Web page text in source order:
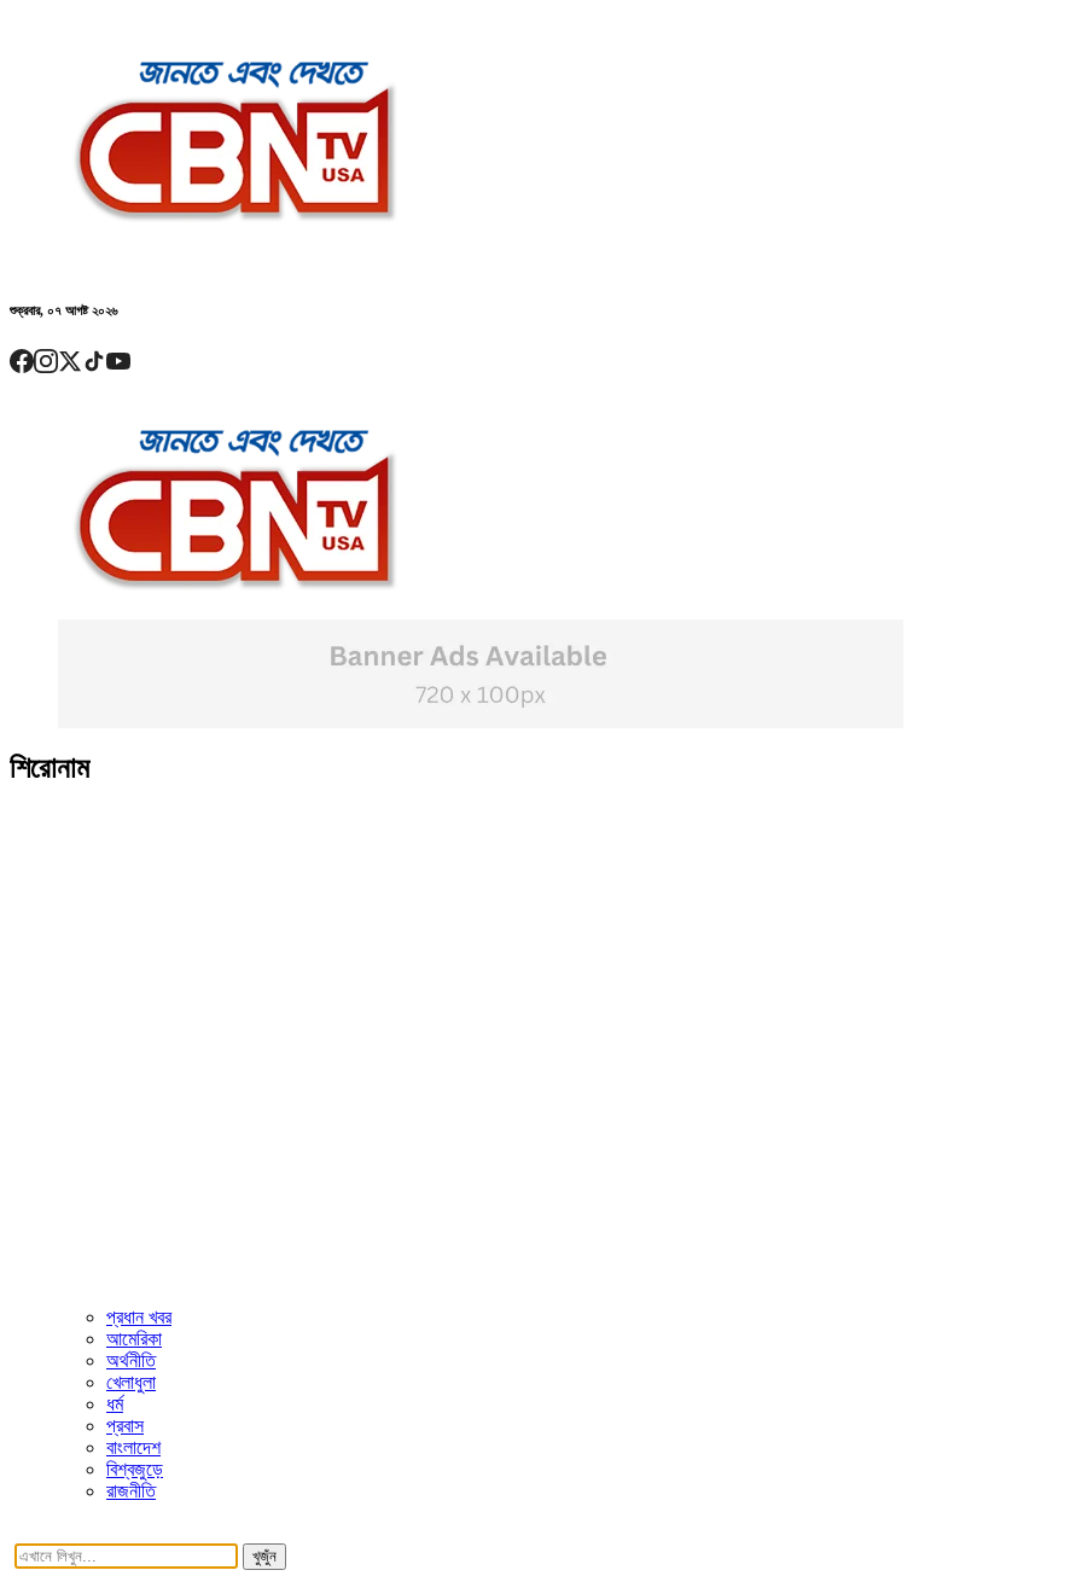
শুক্রবার, ০৭ আগষ্ট ২০২৬
শিরোনাম
প্রধান খবর
আমেরিকা
অর্থনীতি
খেলাধুলা
ধর্ম
প্রবাস
বাংলাদেশ
বিশ্বজুড়ে
রাজনীতি
খুজুঁন